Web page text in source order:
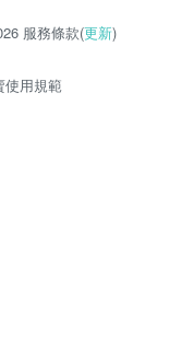
服務條款(更新)
使用規範